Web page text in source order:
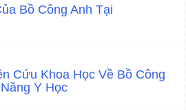
Bồ Công Anh Tại
Cứu Khoa Học Về Bồ Công
Y Học